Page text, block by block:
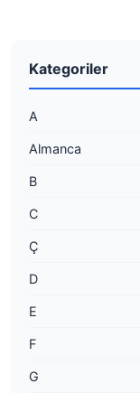
Kategoriler
A
Almanca
B
C
Ç
D
E
F
G